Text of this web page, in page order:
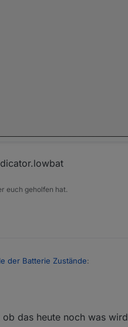
euch geholfen hat.
der Batterie Zustände:
das heute noch was wird